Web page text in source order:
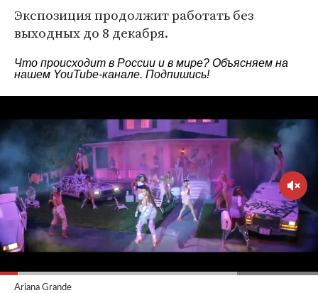
Экспозиция продолжит работать без
выходных до 8 декабря.
Что происходит в России и в мире? Объясняем на
нашем YouTube-канале. Подпишись!
Ariana Grande